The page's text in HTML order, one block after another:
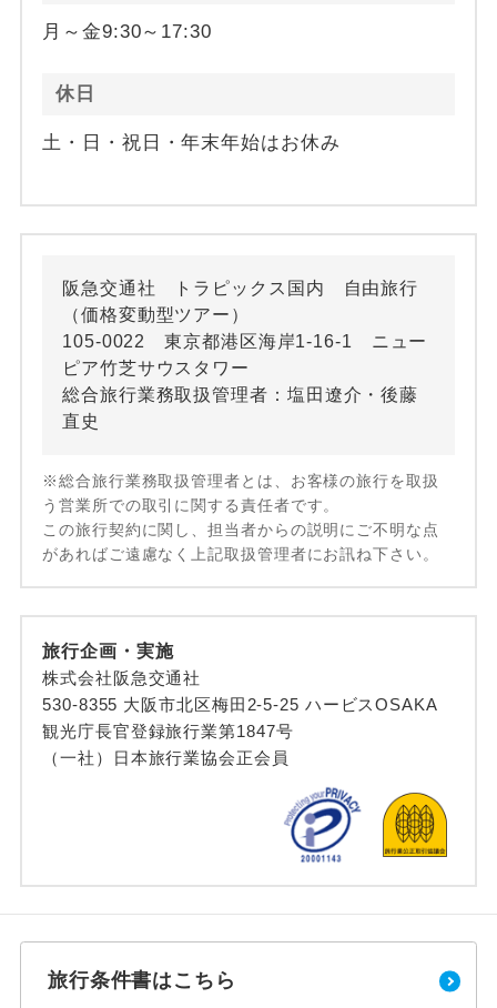
月～金9:30～17:30
休日
土・日・祝日・年末年始はお休み
阪急交通社 トラピックス国内 自由旅行
（価格変動型ツアー）
105-0022 東京都港区海岸1-16-1 ニュー
ピア竹芝サウスタワー
総合旅行業務取扱管理者：塩田遼介・後藤
直史
※総合旅行業務取扱管理者とは、お客様の旅行を取扱
う営業所での取引に関する責任者です。
この旅行契約に関し、担当者からの説明にご不明な点
があればご遠慮なく上記取扱管理者にお訊ね下さい。
旅行企画・実施
株式会社阪急交通社
530-8355 大阪市北区梅田2-5-25 ハービスOSAKA
観光庁長官登録旅行業第1847号
（一社）日本旅行業協会正会員
旅行条件書はこちら